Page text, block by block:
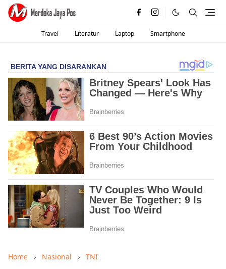
Travel Literatur Laptop Smartphone
Home Nasional TNI